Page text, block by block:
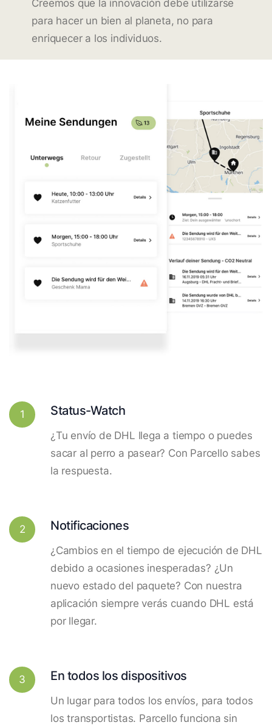
Creemos que la innovación debe utilizarse
para hacer un bien al planeta, no para
enriquecer a los individuos.
1 Status-Watch
¿Tu envío de DHL llega a tiempo o puedes
sacar al perro a pasear? Con Parcello sabes
la respuesta.
2 Notificaciones
¿Cambios en el tiempo de ejecución de DHL
debido a ocasiones inesperadas? ¿Un
nuevo estado del paquete? Con nuestra
aplicación siempre verás cuando DHL está
por llegar.
3 En todos los dispositivos
Un lugar para todos los envíos, para todos
los transportistas. Parcello funciona sin